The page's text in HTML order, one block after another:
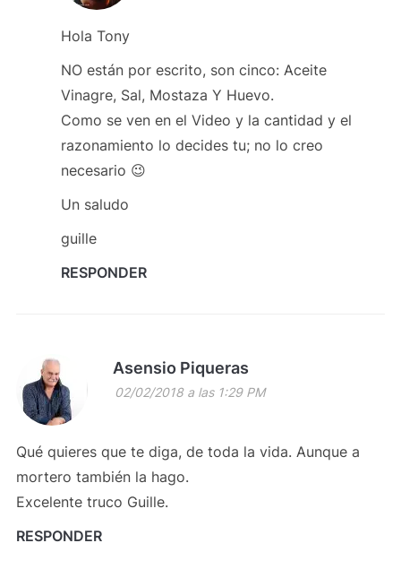
Hola Tony
NO están por escrito, son cinco: Aceite
Vinagre, Sal, Mostaza Y Huevo.
Como se ven en el Video y la cantidad y el
razonamiento lo decides tu; no lo creo
necesario 😉
Un saludo
guille
RESPONDER
Asensio Piqueras
02/02/2018 a las 1:29 PM
Qué quieres que te diga, de toda la vida. Aunque a
mortero también la hago.
Excelente truco Guille.
RESPONDER